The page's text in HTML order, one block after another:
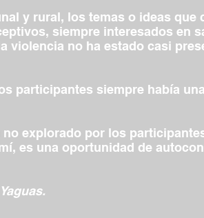
y rural, los temas o ideas que
siempre interesados en
violencia no ha estado casi
participantes siempre había
explorado por los
es una oportunidad de